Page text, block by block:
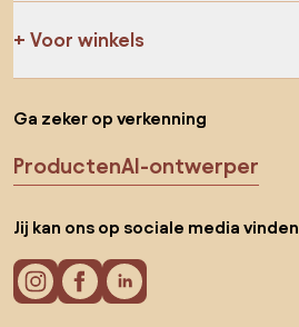
Voor winkels
Ga zeker op verkenning
ProductenAI-ontwerper
Jij kan ons op sociale media vinden